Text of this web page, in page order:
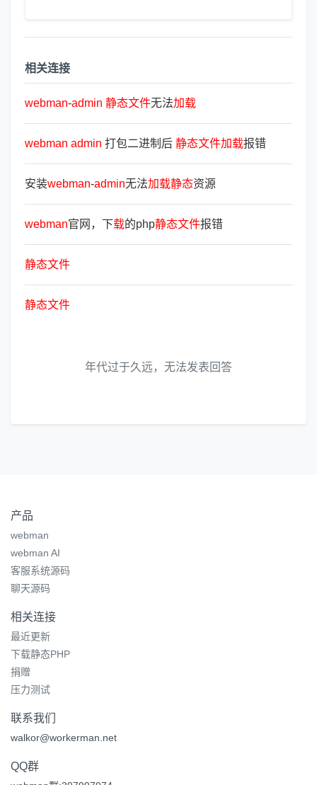
相关连接
webman-admin 静态文件无法加载
webman admin 打包二进制后 静态文件加载报错
安装webman-admin无法加载静态资源
webman官网，下载的php静态文件报错
静态文件
静态文件
年代过于久远，无法发表回答
产品
webman
webman AI
客服系统源码
聊天源码
相关连接
最近更新
下载静态PHP
捐赠
压力测试
联系我们
walkor@workerman.net
QQ群